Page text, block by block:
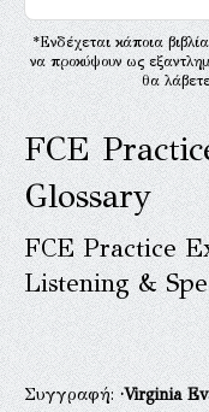
*Ενδέχεται κάποια
να προκύψουν ως
θα
FCE
Glossary
FCE Practice
Listening &
Συγγραφή:·Virginia